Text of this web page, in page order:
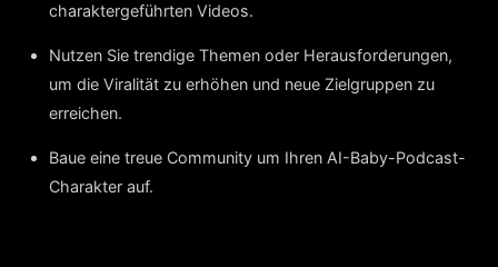
charaktergeführten Videos.
Nutzen Sie trendige Themen oder Herausforderungen,
um die Viralität zu erhöhen und neue Zielgruppen zu
erreichen.
Baue eine treue Community um Ihren AI-Baby-Podcast-
Charakter auf.